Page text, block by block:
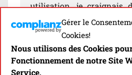
Gérer le
Cookies!
Nous utilisons des Cookies
Fonctionnement de notre Site
Service.
utilisation, je craignais
ceinture au risque de
affaires lors de l’effort à
de fermeture de la
l’avant comme à l’arrière.